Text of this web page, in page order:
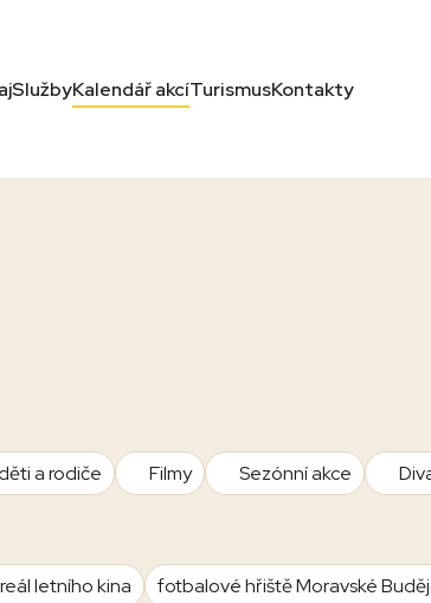
SlužbyKalendář akcíTurismusKontakty
a rodiče Filmy Sezónní akce
letního kina
fotbalové hřiště Moravské